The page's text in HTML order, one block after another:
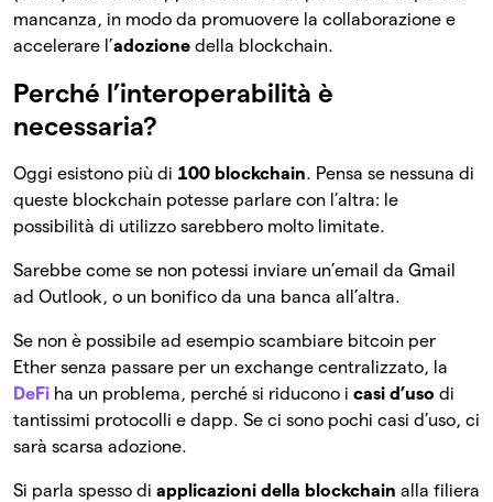
mancanza, in modo da promuovere la collaborazione e
accelerare l’adozione della blockchain.
Perché l’interoperabilità è
necessaria?
Oggi esistono più di 100 blockchain. Pensa se nessuna di
queste blockchain potesse parlare con l’altra: le
possibilità di utilizzo sarebbero molto limitate.
Sarebbe come se non potessi inviare un’email da Gmail
ad Outlook, o un bonifico da una banca all’altra.
Se non è possibile ad esempio scambiare bitcoin per
Ether senza passare per un exchange centralizzato, la
DeFi ha un problema, perché si riducono i casi d’uso di
tantissimi protocolli e dapp. Se ci sono pochi casi d’uso, ci
sarà scarsa adozione.
Si parla spesso di applicazioni della blockchain alla filiera